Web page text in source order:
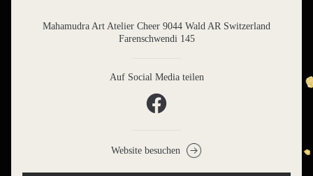
Mahamudra Art Atelier Cheer 9044 Wald AR Switzerland
Farenschwendi 145
Auf Social Media teilen
Website besuchen